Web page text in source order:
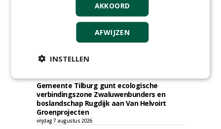
TENDERS
Gemeente Tilburg gunt raamovereenkomst
kap en herplant bomen aan J. van Esch.
Gemeente Tilburg gunt ecologische
verbindingszone Zwaluwenbunders en
boslandschap Rugdijk aan Van Helvoirt
Groenprojecten
vrijdag 7 augustus 2026
AKKOORD
AFWIJZEN
INSTELLEN